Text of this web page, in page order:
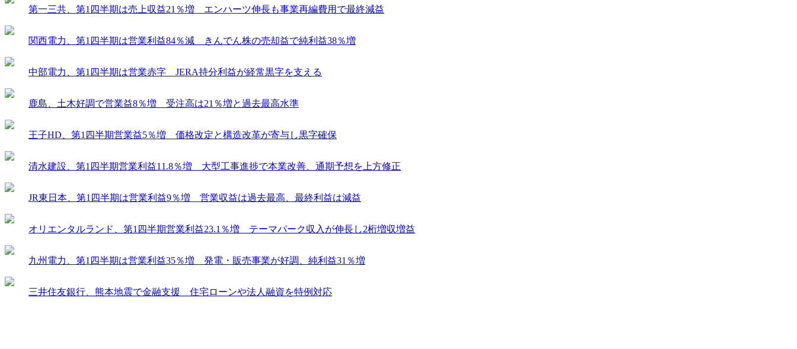
第一三共、第1四半期は売上収益21％増 エンハーツ伸長も事業再編費用で最終減益
関西電力、第1四半期は営業利益84％減 きんでん株の売却益で純利益38％増
中部電力、第1四半期は営業赤字 JERA持分利益が経常黒字を支える
鹿島、土木好調で営業益8％増 受注高は21％増と過去最高水準
王子HD、第1四半期営業益5％増 価格改定と構造改革が寄与し黒字確保
清水建設、第1四半期営業利益11.8％増 大型工事進捗で本業改善、通期予想を上方修正
JR東日本、第1四半期は営業利益9％増 営業収益は過去最高、最終利益は減益
オリエンタルランド、第1四半期営業利益23.1％増 テーマパーク収入が伸長し2桁増収増益
九州電力、第1四半期は営業利益35％増 発電・販売事業が好調、純利益31％増
三井住友銀行、熊本地震で金融支援 住宅ローンや法人融資を特例対応